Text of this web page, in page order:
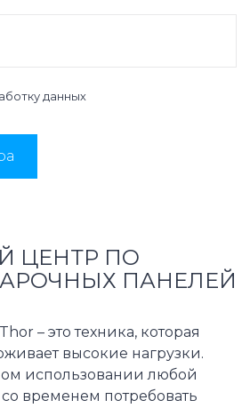
данных
ЦЕНТР ПО
ПАНЕЛЕЙ
– это техника, которая
высокие нагрузки.
использовании любой
временем потребовать